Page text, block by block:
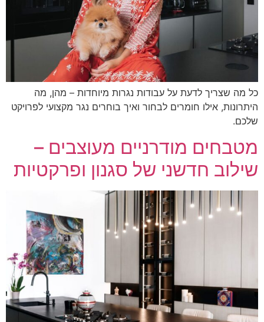
מה שצריך לדעת על עבודות נגרות מיוחדות – מהן, מה
אילו חומרים לבחור ואיך בוחרים נגר מקצועי לפרויקט
מודרניים מעוצבים –
חדשני של סגנון ופרקטיות